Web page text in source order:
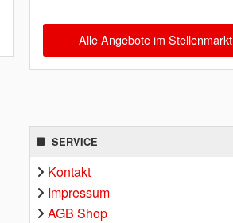
Alle Angebote im Stellenmarkt
SERVICE
Kontakt
Impressum
AGB Shop